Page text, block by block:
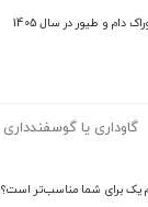
دام و طیور در سال 1405
یک برای شما مناسب‌تر است؟